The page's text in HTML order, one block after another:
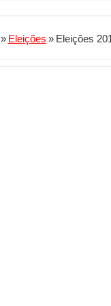
Conheça a melhor
De economista a
Qualidade do
» Eleições » Eleições